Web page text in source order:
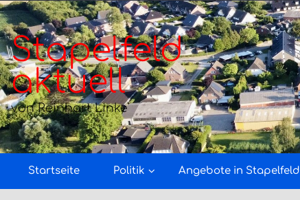
Zum
Inhalt
springen
Stapelfeld
aktuell
von Reinhart Linke
Startseite Politik Angebote in Stapelfeld